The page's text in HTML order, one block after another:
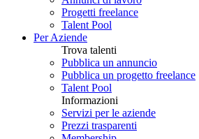
Progetti freelance
Talent Pool
Per Aziende
Trova talenti
Pubblica un annuncio
Pubblica un progetto freelance
Talent Pool
Informazioni
Servizi per le aziende
Prezzi trasparenti